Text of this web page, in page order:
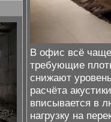
В офис всё
требующие
снижают
расчёта
вписывается в
нагрузку на